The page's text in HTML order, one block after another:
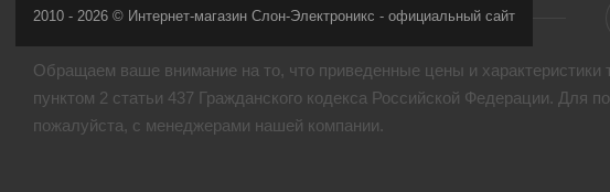
2010 - 2026 © Интернет-магазин Слон-Электроникс - официальный сайт
Обращаем ваше внимание на то, что приведенные цены и
пунктом 2 статьи 437 Гражданского кодекса Российской Федерации. Для
пожалуйста, с менеджерами нашей компании.